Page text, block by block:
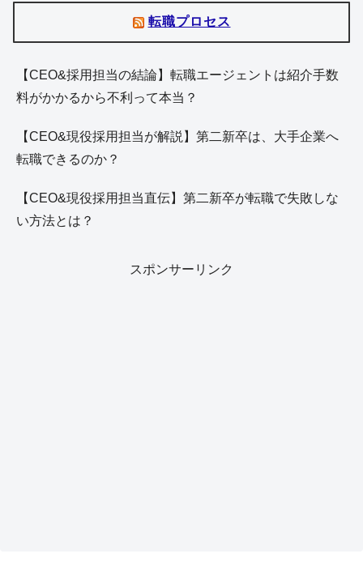
転職プロセス
【CEO&採用担当の結論】転職エージェントは紹介手数
料がかかるから不利って本当？
【CEO&現役採用担当が解説】第二新卒は、大手企業へ
転職できるのか？
【CEO&現役採用担当直伝】第二新卒が転職で失敗しな
い方法とは？
スポンサーリンク